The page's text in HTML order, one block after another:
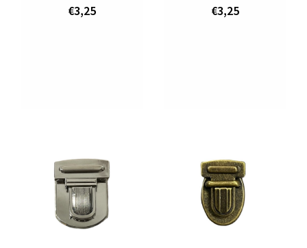
€3,25 €3,25